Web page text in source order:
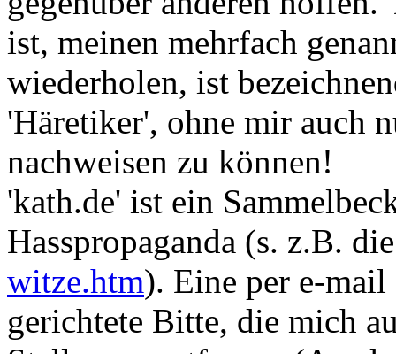
ist, meinen mehrfach
wiederholen, ist
'Häretiker', ohne mir auch
nachweisen zu können!
'kath.de' ist ein
Hasspropaganda (s. z.B.
witze.htm). Eine per e-mail
gerichtete Bitte, die mich